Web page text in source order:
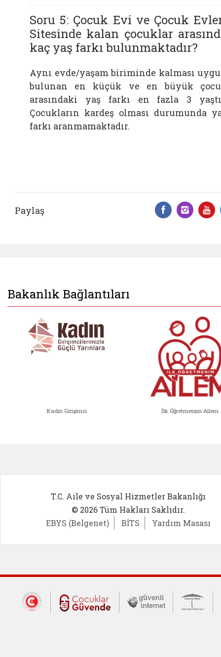
Soru 5: Çocuk Evi ve Çocuk
Sitesinde kalan çocuklar
kaç yaş farkı bulunmaktadır?
Aynı evde/yaşam biriminde kalması
bulunan en küçük ve en büyük
arasındaki yaş farkı en fazla 3
Çocukların kardeş olması durumunda
farkı aranmamaktadır.
Paylaş
Bakanlık Bağlantıları
Kadın Girişimci İlk Öğretmenim Ailem
T.C. Aile ve Sosyal Hizmetler Bakanlığı
© 2026 Tüm Hakları Saklıdır.
EBYS (Belgenet)
BİTS Yardım Masası
Dış Bağlantılar
Cumhurbaşkanlığı İletişim Merkezi
Çocuklar Güvende (yeni
Güvenli